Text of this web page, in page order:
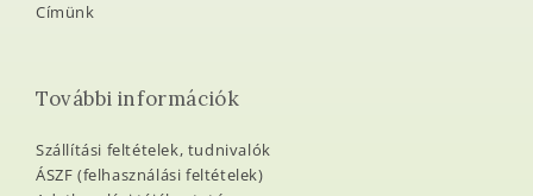
Címünk
További információk
Szállítási feltételek, tudnivalók
ÁSZF (felhasználási feltételek)